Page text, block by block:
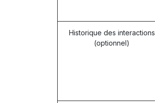
Historique des interactions
(optionnel)